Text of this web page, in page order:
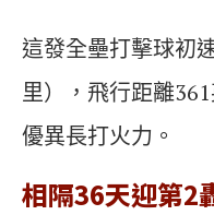
這發全壘打擊球初
里），飛行距離
優異長打火力。
相隔36天迎第